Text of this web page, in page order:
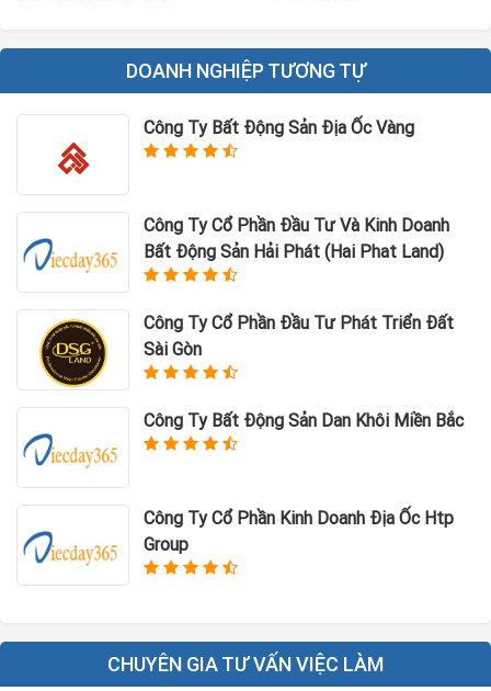
DOANH NGHIỆP TƯƠNG TỰ
Công Ty Bất Động Sản Địa Ốc Vàng
Công Ty Cổ Phần Đầu Tư Và Kinh Doanh
Bất Động Sản Hải Phát (Hai Phat Land)
Công Ty Cổ Phần Đầu Tư Phát Triển Đất
Sài Gòn
Công Ty Bất Động Sản Dan Khôi Miền Bắc
Công Ty Cổ Phần Kinh Doanh Địa Ốc Htp
Group
CHUYÊN GIA TƯ VẤN VIỆC LÀM